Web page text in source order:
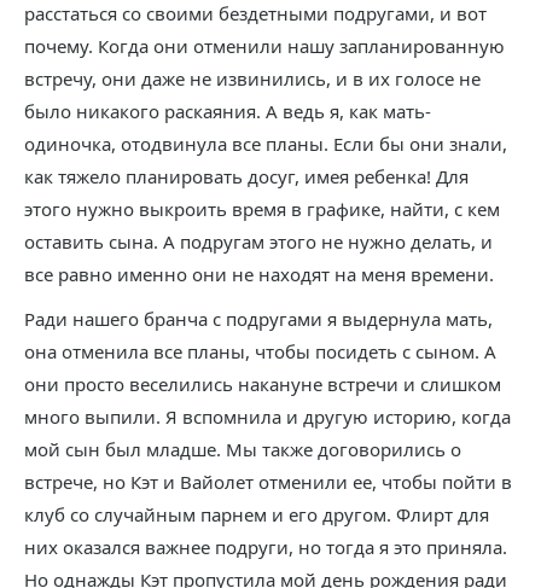
расстаться со своими бездетными подругами, и вот
почему. Когда они отменили нашу запланированную
встречу, они даже не извинились, и в их голосе не
было никакого раскаяния. А ведь я, как мать-
одиночка, отодвинула все планы. Если бы они знали,
как тяжело планировать досуг, имея ребенка! Для
этого нужно выкроить время в графике, найти, с кем
оставить сына. А подругам этого не нужно делать, и
все равно именно они не находят на меня времени.
Ради нашего бранча с подругами я выдернула мать,
она отменила все планы, чтобы посидеть с сыном. А
они просто веселились накануне встречи и слишком
много выпили. Я вспомнила и другую историю, когда
мой сын был младше. Мы также договорились о
встрече, но Кэт и Вайолет отменили ее, чтобы пойти в
клуб со случайным парнем и его другом. Флирт для
них оказался важнее подруги, но тогда я это приняла.
Но однажды Кэт пропустила мой день рождения ради